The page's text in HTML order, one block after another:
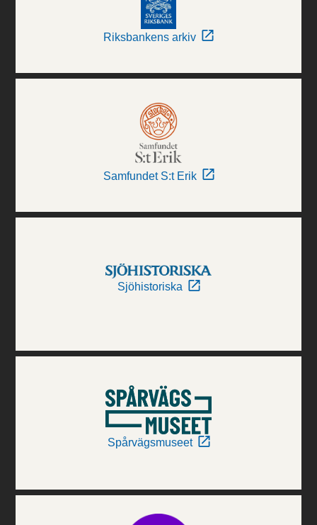
Riksbankens arkiv
Samfundet S:t Erik
Sjöhistoriska
Spårvägsmuseet